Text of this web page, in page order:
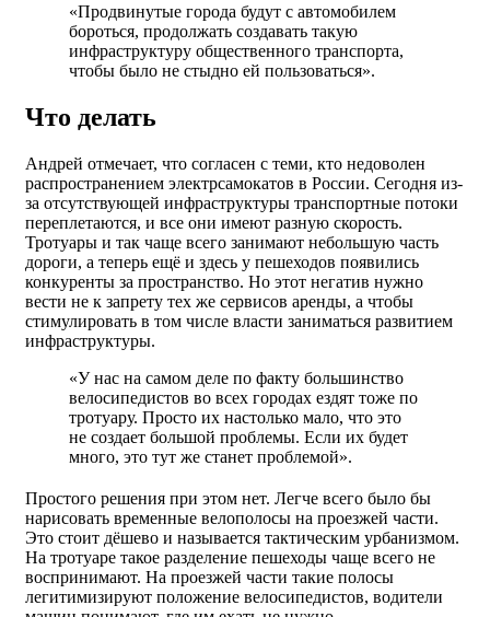
«Продвинутые города будут с автомобилем
бороться, продолжать создавать такую
инфраструктуру общественного транспорта,
чтобы было не стыдно ей пользоваться».
Что делать
Андрей отмечает, что согласен с теми, кто недоволен
распространением электрсамокатов в России. Сегодня из-
за отсутствующей инфраструктуры транспортные потоки
переплетаются, и все они имеют разную скорость.
Тротуары и так чаще всего занимают небольшую часть
дороги, а теперь ещё и здесь у пешеходов появились
конкуренты за пространство. Но этот негатив нужно
вести не к запрету тех же сервисов аренды, а чтобы
стимулировать в том числе власти заниматься развитием
инфраструктуры.
«У нас на самом деле по факту большинство
велосипедистов во всех городах ездят тоже по
тротуару. Просто их настолько мало, что это
не создает большой проблемы. Если их будет
много, это тут же станет проблемой».
Простого решения при этом нет. Легче всего было бы
нарисовать временные велополосы на проезжей части.
Это стоит дёшево и называется тактическим урбанизмом.
На тротуаре такое разделение пешеходы чаще всего не
воспринимают. На проезжей части такие полосы
легитимизируют положение велосипедистов, водители